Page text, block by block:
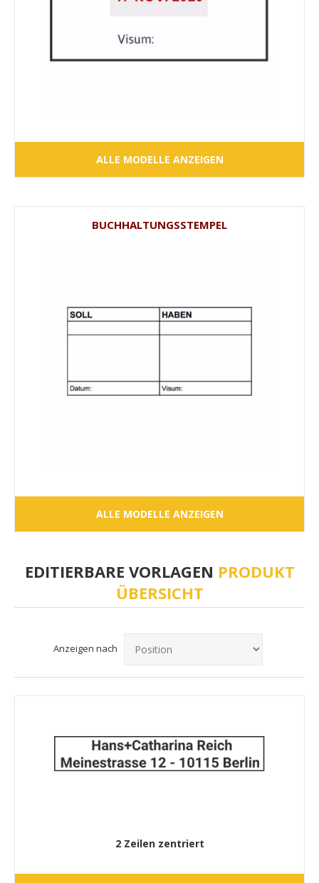
ALLE MODELLE ANZEIGEN
BUCHHALTUNGSSTEMPEL
ALLE MODELLE ANZEIGEN
EDITIERBARE VORLAGEN PRODUKT
ÜBERSICHT
Anzeigen nach
2 Zeilen zentriert